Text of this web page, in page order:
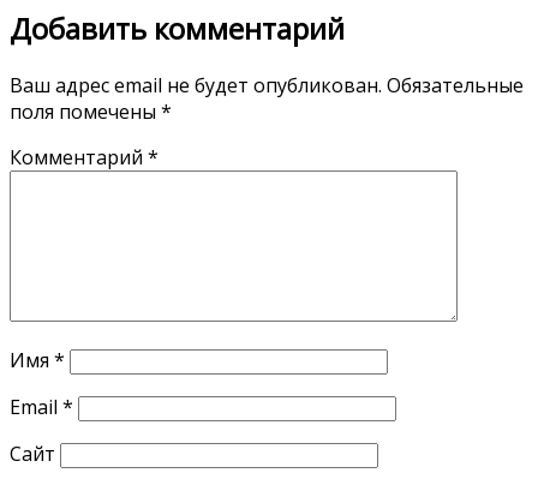
Добавить комментарий
Ваш адрес email не будет опубликован. Обязательные
поля помечены *
Комментарий *
Имя *
Email *
Сайт